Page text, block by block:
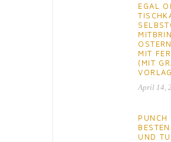
EGAL
MIT
(MIT
April 14,
PUNCH
UND